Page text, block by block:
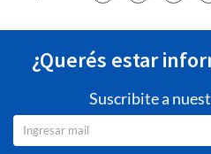
¿Querés estar
Suscribite a